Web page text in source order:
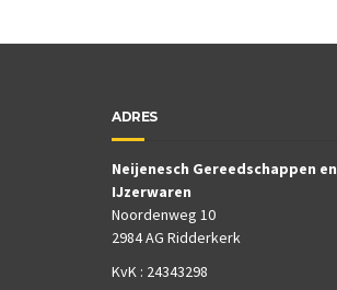
ADRES
Neijenesch Gereedschappen en
IJzerwaren
Noordenweg 10
2984 AG Ridderkerk
KvK : 24343298